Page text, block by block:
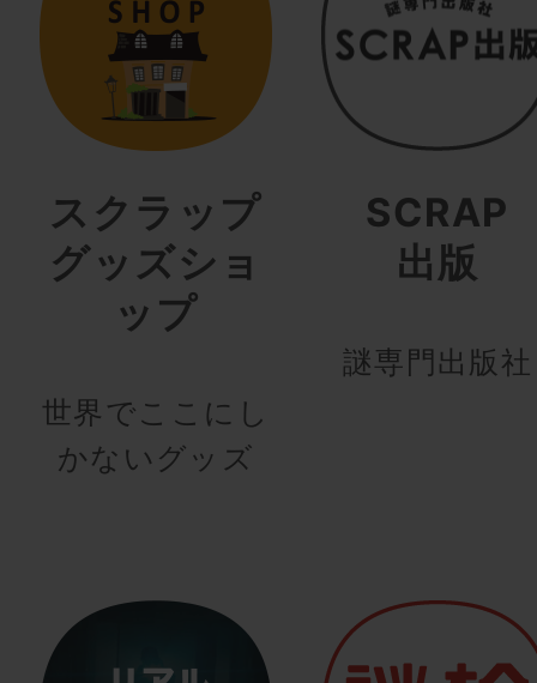
スクラップ
グッズショ
ップ
世界でここにし
かないグッズ
SCRAP
出版
謎専門出版社